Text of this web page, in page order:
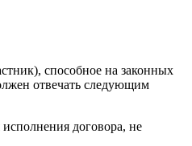
способное на законных
отвечать следующим
договора, не